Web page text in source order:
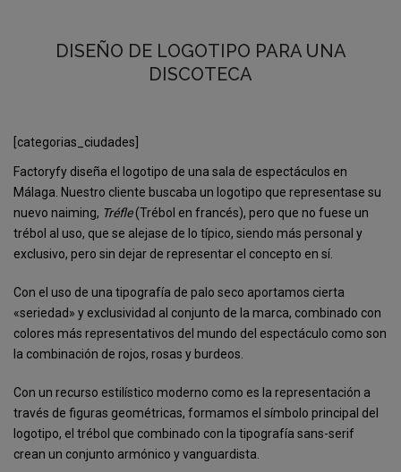
DISEÑO DE LOGOTIPO PARA UNA
DISCOTECA
[categorias_ciudades]
Factoryfy diseña el logotipo de una sala de espectáculos en
Málaga. Nuestro cliente buscaba un logotipo que representase su
nuevo naiming, Tréfle(Trébol en francés), pero que no fuese un
trébol al uso, que se alejase de lo típico, siendo más personal y
exclusivo, pero sin dejar de representar el concepto en sí.
Con el uso de una tipografía de palo seco aportamos cierta
«seriedad» y exclusividad al conjunto de la marca, combinado con
colores más representativos del mundo del espectáculo como son
la combinación de rojos, rosas y burdeos.
Con un recurso estilístico moderno como es la representación a
través de figuras geométricas, formamos el símbolo principal del
logotipo, el trébol que combinado con la tipografía sans-serif
crean un conjunto armónico y vanguardista.